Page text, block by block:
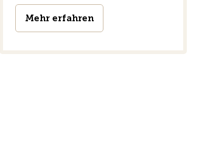
Mehr erfahren